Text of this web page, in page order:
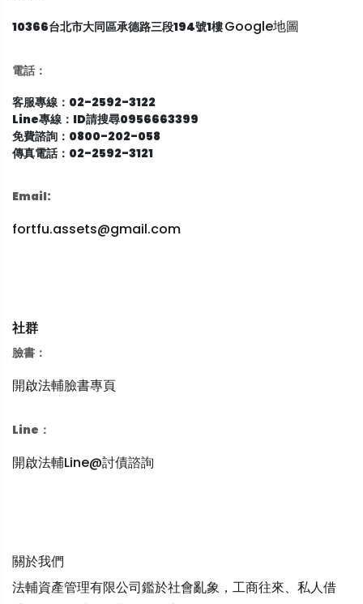
10366台北市大同區承德路三段194號1樓Google地圖
電話：
客服專線：02-2592-3122
Line專線：ID請搜尋0956663399
免費諮詢：0800-202-058
傳真電話：02-2592-3121
Email:
fortfu.assets@gmail.com
社群
臉書：
開啟法輔臉書專頁
Line：
開啟法輔Line@討債諮詢
關於我們
法輔資產管理有限公司鑑於社會亂象，工商往來、私人借